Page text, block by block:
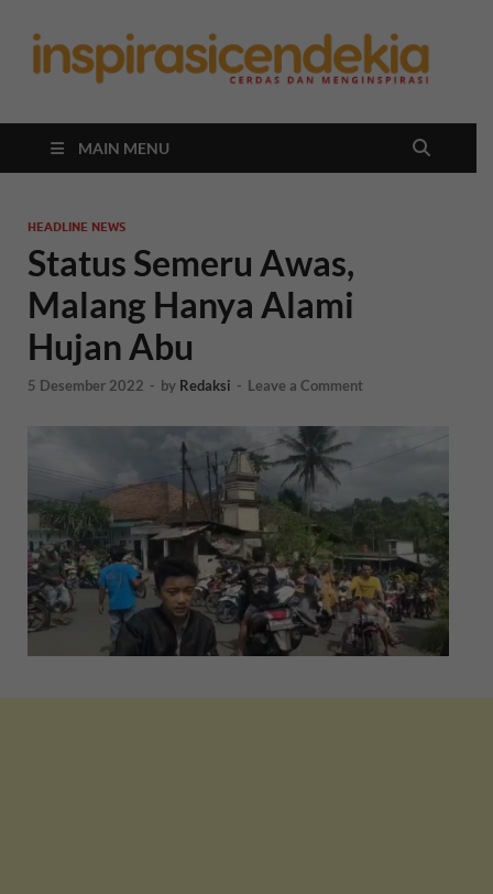
MAIN MENU
HEADLINE NEWS
Status Semeru Awas,
Malang Hanya Alami
Hujan Abu
5 Desember 2022 - by Redaksi - Leave a Comment